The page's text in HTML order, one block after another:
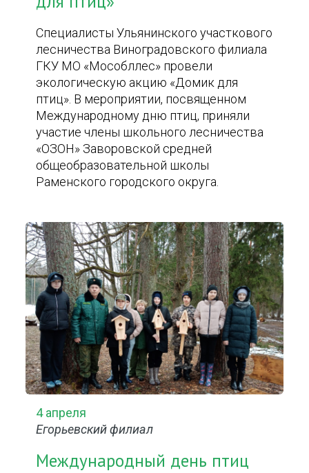
Специалисты Ульянинского участкового
лесничества Виноградовского филиала
ГКУ МО «Мособллес» провели
экологическую акцию «Домик для
птиц». В мероприятии, посвященном
Международному дню птиц, приняли
участие члены школьного лесничества
«ОЗОН» Заворовской средней
общеобразовательной школы
Раменского городского округа.
4 апреля
Егорьевский филиал
Международный день птиц